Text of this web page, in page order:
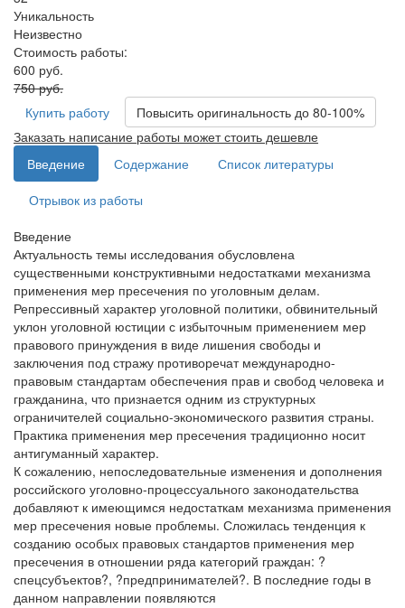
Уникальность
Неизвестно
Стоимость работы:
600 руб.
750 руб.
Купить работу
Повысить оригинальность до 80-100%
Заказать написание работы может стоить дешевле
Введение
Содержание
Список литературы
Отрывок из работы
Введение
Актуальность темы исследования обусловлена
существенными конструктивными недостатками механизма
применения мер пресечения по уголовным делам.
Репрессивный характер уголовной политики, обвинительный
уклон уголовной юстиции с избыточным применением мер
правового принуждения в виде лишения свободы и
заключения под стражу противоречат международно-
правовым стандартам обеспечения прав и свобод человека и
гражданина, что признается одним из структурных
ограничителей социально-экономического развития страны.
Практика применения мер пресечения традиционно носит
антигуманный характер.
К сожалению, непоследовательные изменения и дополнения
российского уголовно-процессуального законодательства
добавляют к имеющимся недостаткам механизма применения
мер пресечения новые проблемы. Сложилась тенденция к
созданию особых правовых стандартов применения мер
пресечения в отношении ряда категорий граждан: ?
спецсубъектов?, ?предпринимателей?. В последние годы в
данном направлении появляются